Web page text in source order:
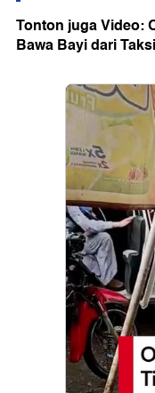
Tonton juga Video:
Bawa Bayi dari